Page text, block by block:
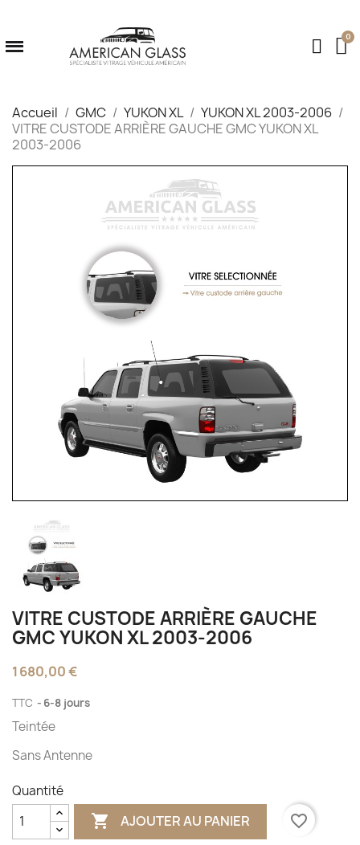
Accueil GMC YUKON XL
YUKON XL 2003-2006
VITRE CUSTODE ARRIÈRE GAUCHE GMC YUKON XL
2003-2006
VITRE CUSTODE ARRIÈRE GAUCHE
GMC YUKON XL 2003-2006
1 680,00 €
TTC 6-8 jours
Teintée
Sans Antenne
Quantité
 AJOUTER AU PANIER favorite_border